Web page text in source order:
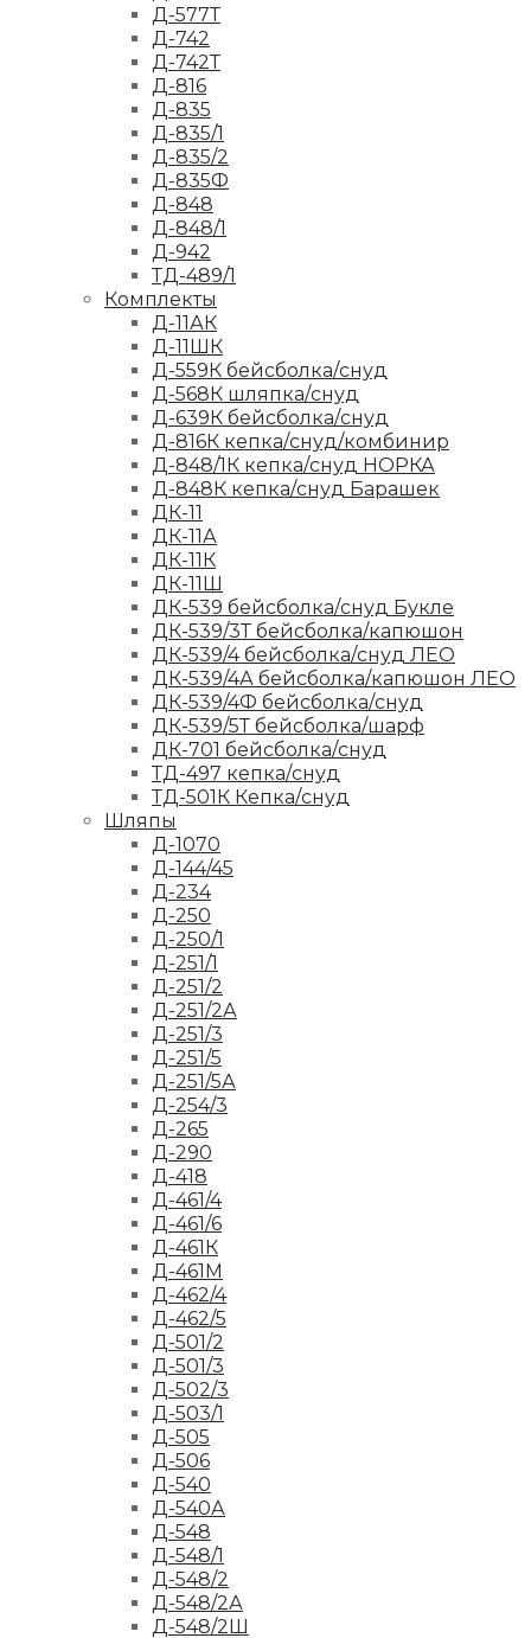
Д-577Т
Д-742
Д-742Т
Д-816
Д-835
Д-835/1
Д-835/2
Д-835Ф
Д-848
Д-848/1
Д-942
ТД-489/1
Комплекты
Д-11АК
Д-11ШК
Д-559К бейсболка/снуд
Д-568К шляпка/снуд
Д-639К бейсболка/снуд
Д-816К кепка/снуд/комбинир
Д-848/1К кепка/снуд НОРКА
Д-848К кепка/снуд Барашек
ДК-11
ДК-11А
ДК-11К
ДК-11Ш
ДК-539 бейсболка/снуд Букле
ДК-539/3Т бейсболка/капюшон
ДК-539/4 бейсболка/снуд ЛЕО
ДК-539/4А бейсболка/капюшон ЛЕО
ДК-539/4Ф бейсболка/снуд
ДК-539/5Т бейсболка/шарф
ДК-701 бейсболка/снуд
ТД-497 кепка/снуд
ТД-501К Кепка/снуд
Шляпы
Д-1070
Д-144/45
Д-234
Д-250
Д-250/1
Д-251/1
Д-251/2
Д-251/2А
Д-251/3
Д-251/5
Д-251/5А
Д-254/3
Д-265
Д-290
Д-418
Д-461/4
Д-461/6
Д-461К
Д-461М
Д-462/4
Д-462/5
Д-501/2
Д-501/3
Д-502/3
Д-503/1
Д-505
Д-506
Д-540
Д-540А
Д-548
Д-548/1
Д-548/2
Д-548/2А
Д-548/2Ш